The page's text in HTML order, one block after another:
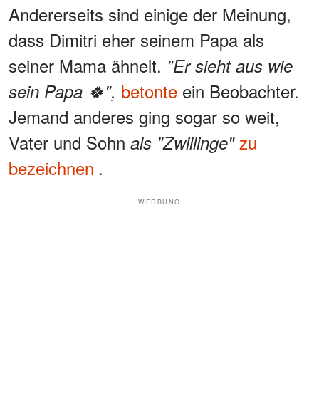
Andererseits sind einige der Meinung,
dass Dimitri eher seinem Papa als
seiner Mama ähnelt. "Er sieht aus wie
sein Papa 🍀", betonte ein Beobachter.
Jemand anderes ging sogar so weit,
Vater und Sohn als "Zwillinge"zu
bezeichnen .
WERBUNG